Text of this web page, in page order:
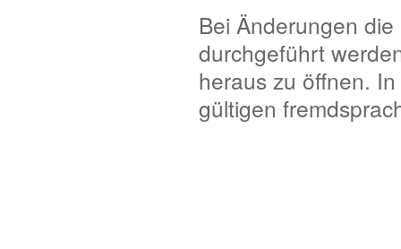
Bei Änderungen
durchgeführt
heraus zu öffnen.
gültigen